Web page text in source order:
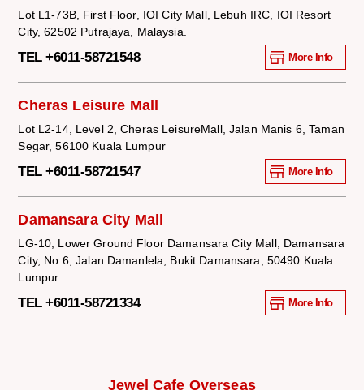
Lot L1-73B, First Floor, IOI City Mall, Lebuh IRC, IOI Resort
City, 62502 Putrajaya, Malaysia.
TEL +6011-58721548 More Info
Cheras Leisure Mall
Lot L2-14, Level 2, Cheras LeisureMall, Jalan Manis 6, Taman
Segar, 56100 Kuala Lumpur
TEL +6011-58721547 More Info
Damansara City Mall
LG-10, Lower Ground Floor Damansara City Mall, Damansara
City, No.6, Jalan Damanlela, Bukit Damansara, 50490 Kuala
Lumpur
TEL +6011-58721334 More Info
Jewel Cafe Overseas